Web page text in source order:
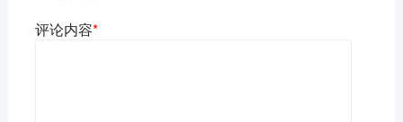
评论内容*